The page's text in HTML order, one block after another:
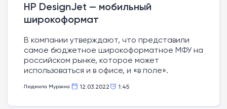
HP DesignJet — мобильный
широкоформат
В компании утверждают, что представили
самое бюджетное широкоформатное МФУ на
российском рынке, которое может
использоваться и в офисе, и «в поле».
Людмила Мурзина 12.03.2022 1:45